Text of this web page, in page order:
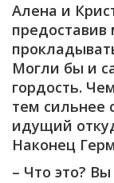
Алена и
Могли бы и
гордость.
тем сильнее
идущий
Наконец
– Что это?